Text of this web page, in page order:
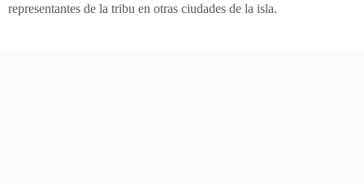
representantes de la tribu en otras ciudades de la isla.